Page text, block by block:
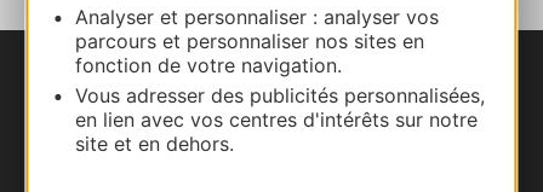
Analyser et personnaliser : analyser vos
parcours et personnaliser nos sites en
fonction de votre navigation.
Vous adresser des publicités personnalisées,
en lien avec vos centres d'intérêts sur notre
site et en dehors.
Nous contacter
Carte interactive